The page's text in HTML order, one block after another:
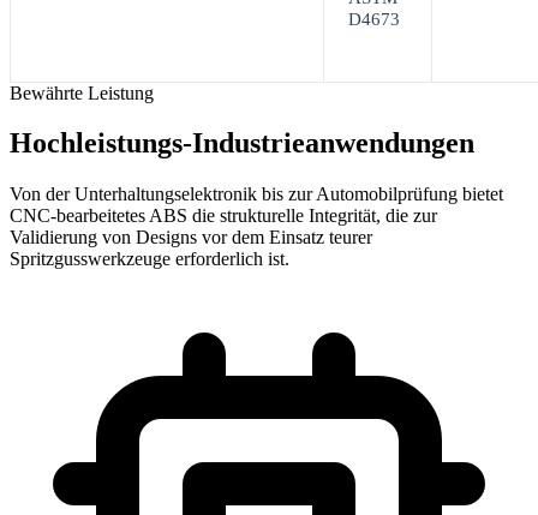
D4673
Bewährte Leistung
Hochleistungs-Industrieanwendungen
Von der Unterhaltungselektronik bis zur Automobilprüfung bietet
CNC-bearbeitetes ABS die strukturelle Integrität, die zur
Validierung von Designs vor dem Einsatz teurer
Spritzgusswerkzeuge erforderlich ist.